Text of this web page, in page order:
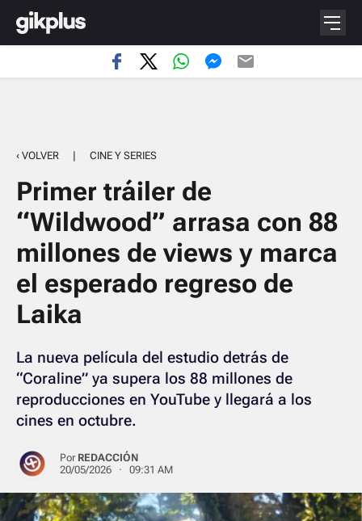
‹ VOLVER | CINE Y SERIES
Primer tráiler de
“Wildwood” arrasa con 88
millones de views y marca
el esperado regreso de
Laika
La nueva película del estudio detrás de
“Coraline” ya supera los 88 millones de
reproducciones en YouTube y llegará a los
cines en octubre.
Por REDACCIÓN
20/05/2026 · 09:31 AM